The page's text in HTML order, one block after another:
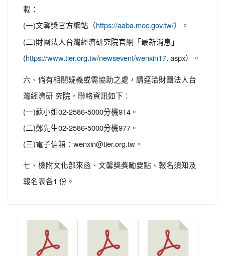
載：
(一)文馨獎官方網站（ https://aaba.moc.gov.tw/）。
(二)財團法人台灣經濟研究院官網「最新消息」
( https://www.tier.org.tw/newsevent/wenxin17. aspx）。
六、倘有相關疑義或需協助之處，請逕洽財團法人台
灣經濟研 究院，聯絡資訊如下：
(一)蘇小姐02-2586-5000分機914。
(二)鄭先生02-2586-5000分機977。
(三)電子信箱：wenxin@tier.org.tw。
七、檢附文化部來函、文馨獎獎勵要點、報名須知及
報名表各1 份。